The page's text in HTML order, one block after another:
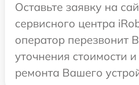
Оставьте заявку на
сервисного центра
оператор перезвонит
уточнения стоимости
ремонта Вашего